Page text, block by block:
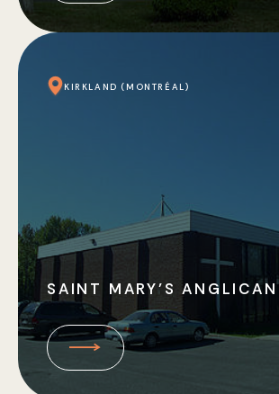
KIRKLAND (MONTRÉAL)
SAINT MARY’S ANGLICAN